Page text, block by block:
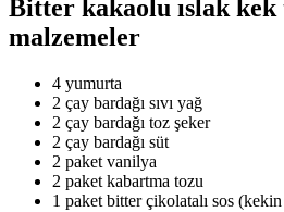
Bitter kakaolu ıslak
malzemeler
4 yumurta
2 çay bardağı sıvı yağ
2 çay bardağı toz şeker
2 çay bardağı süt
2 paket vanilya
2 paket kabartma tozu
1 paket bitter çikolatalı sos